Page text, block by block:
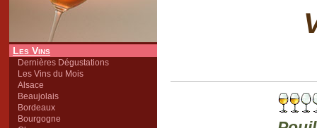
Les Vins
Dernières Dégustations
Les Vins du Mois
Alsace
Beaujolais
Bordeaux
Bourgogne